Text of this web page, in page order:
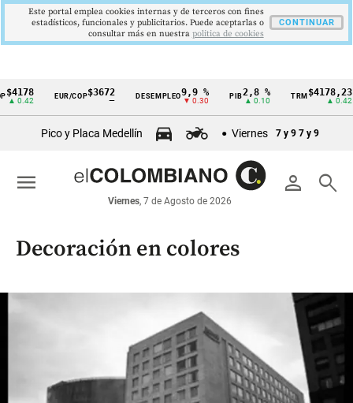
Cintillo
económicos
Colombia
EUR/COP $3672
—
DESEMPLEO9,9 %
▼ 0.30
PIB 2,8 %
▲ 0.10
TRM $4178,23
▲ 0.42
IPC
Pico y Placa Medellín Viernes 7 y 9 7 y 9
person search
Viernes, 7 de Agosto de 2026
menu
Decoración en colores
Este portal emplea cookies internas y de terceros con fines
estadísticos, funcionales y publicitarios. Puede aceptarlas o
consultar más en nuestra politica de cookies
CONTINUAR